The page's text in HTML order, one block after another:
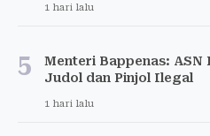
1 hari lalu
5
Menteri Bappenas: ASN
Judol dan Pinjol Ilegal
1 hari lalu